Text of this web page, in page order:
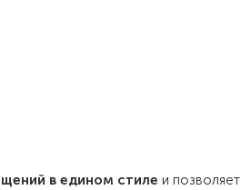
в едином стиле и